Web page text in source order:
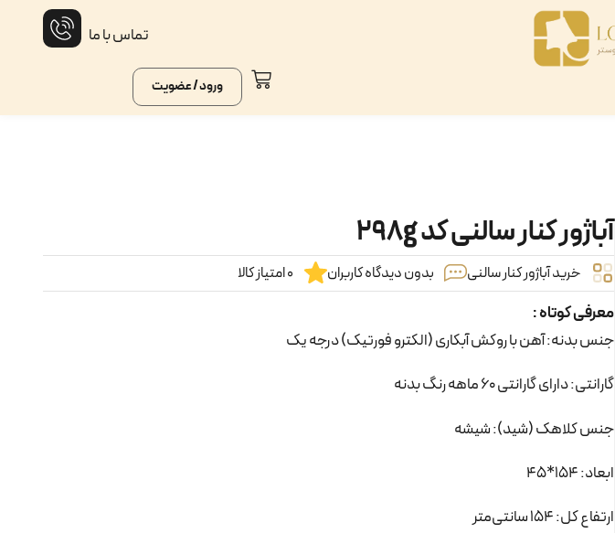
تماس با ما
ورود / عضویت
آباژور کنار سالنی کد 298g
خرید آباژور کنار سالنی بدون دیدگاه کاربران 0 امتیاز کالا
معرفی کوتاه :
جنس بدنه: آهن با روکش آبکاری (الکترو فورتیک) درجه یک
گارانتی: دارای گارانتی 60 ماهه رنگ بدنه
جنس کلاهک (شید): شیشه
ابعاد: 154*45
ارتفاع کل: 154 سانتی‌متر